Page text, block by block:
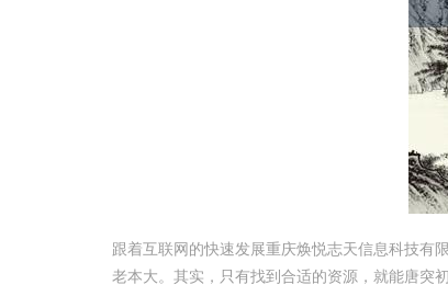
跟着互联网的快速发展重庆焕悦志天信息科技有
老本大。其实，只有找到合适的资源，就能唐突初